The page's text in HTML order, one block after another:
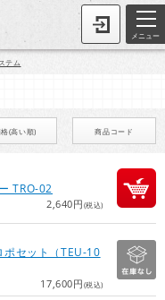
メニュー
テム
(高い順) 商品コード
TRO-02
2,640円(税込)
ポセット（TEU-10
17,600円(税込)